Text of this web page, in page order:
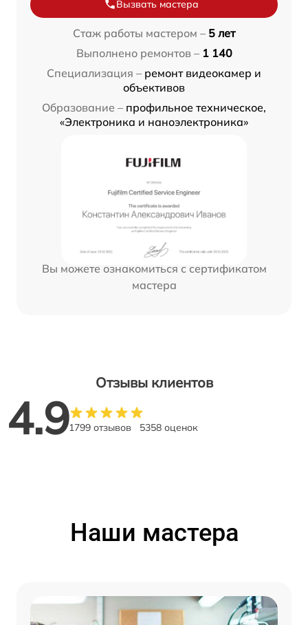
Вызвать мастера
Стаж работы мастером – 5 лет
Выполнено ремонтов – 1 140
Специализация – ремонт видеокамер и
объективов
Образование – профильное техническое,
«Электроника и наноэлектроника»
Вы можете ознакомиться с сертификатом
мастера
Отзывы клиентов
4.91799 отзывов 5358 оценок
Наши мастера